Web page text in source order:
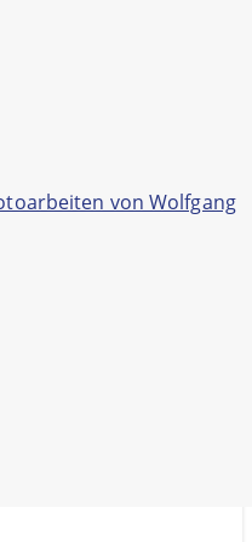
von Wolfgang